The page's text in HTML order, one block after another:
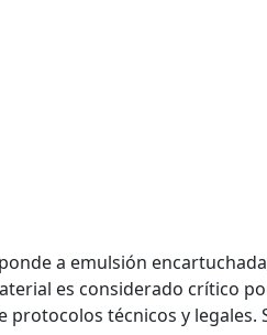
a emulsión
es considerado crítico
técnicos y legales.